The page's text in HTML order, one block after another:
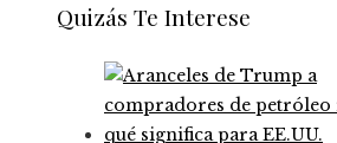
Quizás Te Interese